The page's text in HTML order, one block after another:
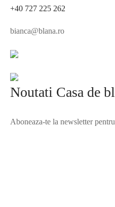
+40 727 225 262
bianca@blana.ro
Noutati Casa de
Aboneaza-te la newsletter